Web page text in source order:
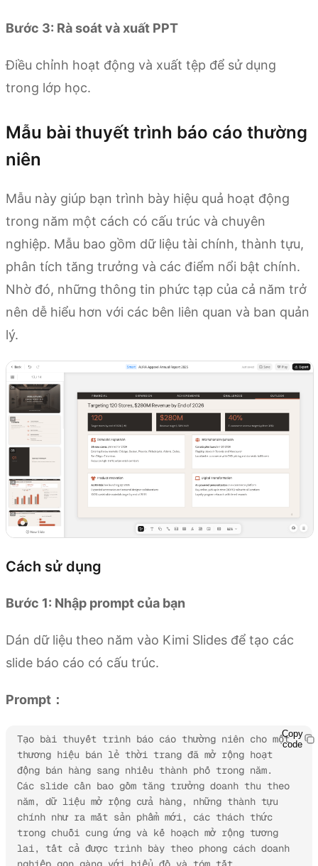
Bước 3: Rà soát và xuất PPT
Điều chỉnh hoạt động và xuất tệp để sử dụng
trong lớp học.
Mẫu bài thuyết trình báo cáo thường
niên
Mẫu này giúp bạn trình bày hiệu quả hoạt động
trong năm một cách có cấu trúc và chuyên
nghiệp. Mẫu bao gồm dữ liệu tài chính, thành tựu,
phân tích tăng trưởng và các điểm nổi bật chính.
Nhờ đó, những thông tin phức tạp của cả năm trở
nên dễ hiểu hơn với các bên liên quan và ban quản
lý.
Cách sử dụng
Bước 1: Nhập prompt của bạn
Dán dữ liệu theo năm vào Kimi Slides để tạo các
slide báo cáo có cấu trúc.
Prompt：
Tạo bài thuyết trình báo cáo thường niên cho một
thương hiệu bán lẻ thời trang đã mở rộng hoạt
động bán hàng sang nhiều thành phố trong năm.
Các slide cần bao gồm tăng trưởng doanh thu theo
năm, dữ liệu mở rộng cửa hàng, những thành tựu
chính như ra mắt sản phẩm mới, các thách thức
trong chuỗi cung ứng và kế hoạch mở rộng tương
lai, tất cả được trình bày theo phong cách doanh
Copy
code